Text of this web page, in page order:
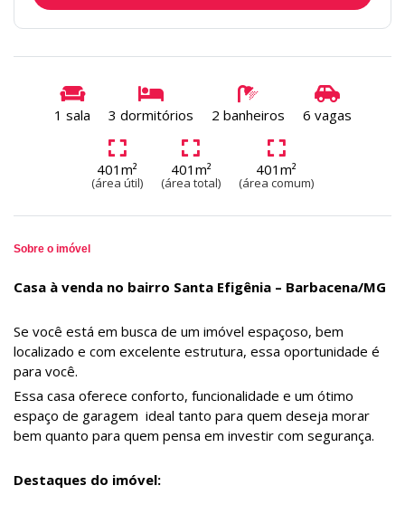
1 sala 3 dormitórios 2 banheiros 6 vagas
401m²
(área útil)
401m²
(área total)
401m²
(área comum)
Sobre o imóvel
Casa à venda no bairro Santa Efigênia – Barbacena/MG
Se você está em busca de um imóvel espaçoso, bem
localizado e com excelente estrutura, essa oportunidade é
para você.
Essa casa oferece conforto, funcionalidade e um ótimo
espaço de garagem ideal tanto para quem deseja morar
bem quanto para quem pensa em investir com segurança.
Destaques do imóvel: